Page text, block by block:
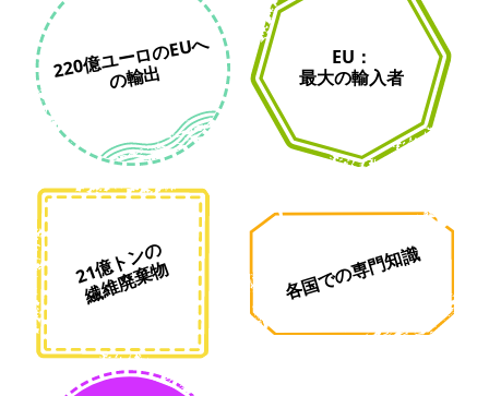
220
億
ユ
ー
ロ
のE
U
へ
の
輸
出
EU：
最大の輸入者
2
1
億
ト
ン
の
繊
維
廃
棄
物 各国での専門知識